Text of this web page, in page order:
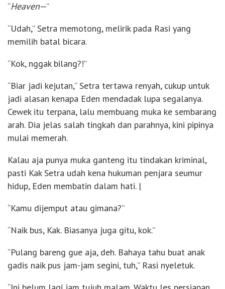
“Heaven—”
“Udah,” Setra memotong, melirik pada Rasi yang
memilih batal bicara.
“Kok, nggak bilang?!”
“Biar jadi kejutan,” Setra tertawa renyah, cukup untuk
jadi alasan kenapa Eden mendadak lupa segalanya.
Cewek itu terpana, lalu membuang muka ke sembarang
arah. Dia jelas salah tingkah dan parahnya, kini pipinya
mulai memerah.
Kalau aja punya muka ganteng itu tindakan kriminal,
pasti Kak Setra udah kena hukuman penjara seumur
hidup, Eden membatin dalam hati. |
“Kamu dijemput atau gimana?”
“Naik bus, Kak. Biasanya juga gitu, kok.”
“Pulang bareng gue aja, deh. Bahaya tahu buat anak
gadis naik pus jam-jam segini, tuh,” Rasi nyeletuk.